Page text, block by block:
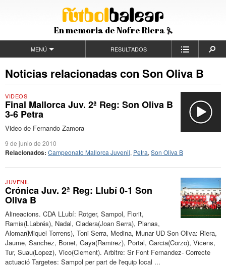
En memoria de Nofre Riera
MENÚ RESULTADOS
Noticias relacionadas con Son Oliva B
VIDEOS
Final Mallorca Juv. 2ª Reg: Son Oliva B
3-6 Petra
Video de Fernando Zamora
9 de junio de 2010
Relacionados: Campeonato Mallorca Juvenil, Petra, Son Oliva B
JUVENIL
Crónica Juv. 2ª Reg: Llubí 0-1 Son
Oliva B
Alineacions. CDA LLubí: Rotger, Sampol, Florit,
Ramis(LLabrés), Nadal, Cladera(Joan Serra), Planas,
Alomar(Miquel Torrens), Toni Serra, Medina, Munar UD Son Oliva: Riera,
Jaume, Sanchez, Bonet, Gaya(Ramirez), Portal, Garcia(Corzo), Vicens,
Tur, Suau(Lopez), Vico(Clement). Arbitre: Sr Font Fernandez- Correcte
actuació Targetes: Sampol per part de l'equip local ...